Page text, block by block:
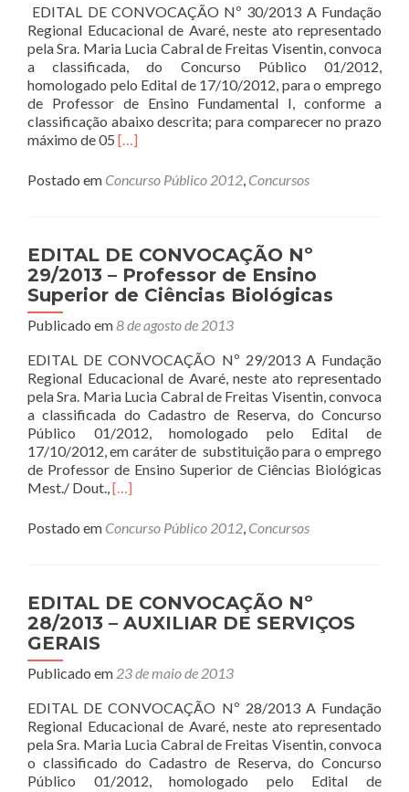
Fundamental
I
EDITAL DE CONVOCAÇÃO Nº 30/2013 A Fundação
Regional Educacional de Avaré, neste ato representado
pela Sra. Maria Lucia Cabral de Freitas Visentin, convoca
a classificada, do Concurso Público 01/2012,
homologado pelo Edital de 17/10/2012, para o emprego
de Professor de Ensino Fundamental I, conforme a
classificação abaixo descrita; para comparecer no prazo
máximo de 05 Read
about
Nº
30/2013
–
Professor
de
Ensino
Fundamental
I
[…]
Postado em Concurso Público 2012, Concursos
EDITAL DE CONVOCAÇÃO Nº
29/2013 – Professor de Ensino
Superior de Ciências Biológicas
Publicado em8 de agosto de 2013
EDITAL DE CONVOCAÇÃO Nº 29/2013 A Fundação
Regional Educacional de Avaré, neste ato representado
pela Sra. Maria Lucia Cabral de Freitas Visentin, convoca
a classificada do Cadastro de Reserva, do Concurso
Público 01/2012, homologado pelo Edital de
17/10/2012, em caráter de substituição para o emprego
de Professor de Ensino Superior de Ciências Biológicas
Mest./ Dout.,Read
about
Nº
29/2013
de
Superior
de
Ciências
Biológicas
[…]
Postado em Concurso Público 2012, Concursos
EDITAL DE CONVOCAÇÃO Nº
28/2013 – AUXILIAR DE SERVIÇOS
GERAIS
Publicado em 23 de maio de 2013
EDITAL DE CONVOCAÇÃO Nº 28/2013 A Fundação
Regional Educacional de Avaré, neste ato representado
pela Sra. Maria Lucia Cabral de Freitas Visentin, convoca
o classificado do Cadastro de Reserva, do Concurso
Público 01/2012, homologado pelo Edital de